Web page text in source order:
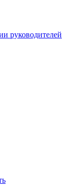
руководителей